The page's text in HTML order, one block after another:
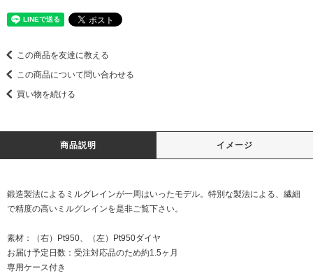
この商品を友達に教える
この商品について問い合わせる
買い物を続ける
商品説明 イメージ
鍛造製法によるミルグレインが一周はいったモデル。特別な製法による、繊細
で精度の高いミルグレインを是非ご覧下さい。
素材：（右）Pt950、（左）Pt950ダイヤ
お届け予定日数：受注対応品のため約1.5ヶ月
専用ケース付き